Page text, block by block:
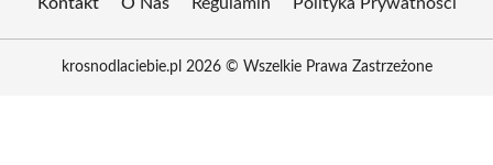
krosnodlaciebie.pl 2026 © Wszelkie Prawa Zastrzeżone